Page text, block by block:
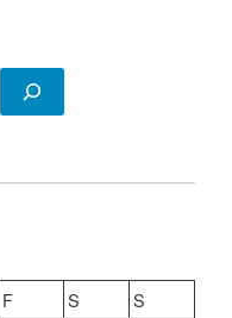
F S
S